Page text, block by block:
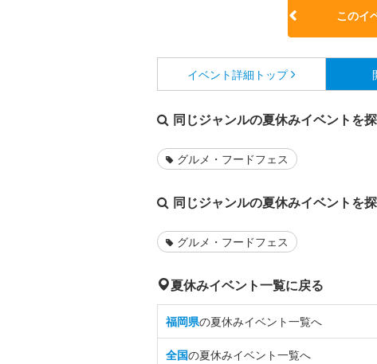
このイ
イベント詳細 トップ
同じジャンルの夏休みイベントを探
グルメ・フードフェス
同じジャンルの夏休みイベントを探
グルメ・フードフェス
夏休みイベント一覧に戻る
福岡県の夏休みイベント一覧へ
全国の夏休みイベント一覧へ